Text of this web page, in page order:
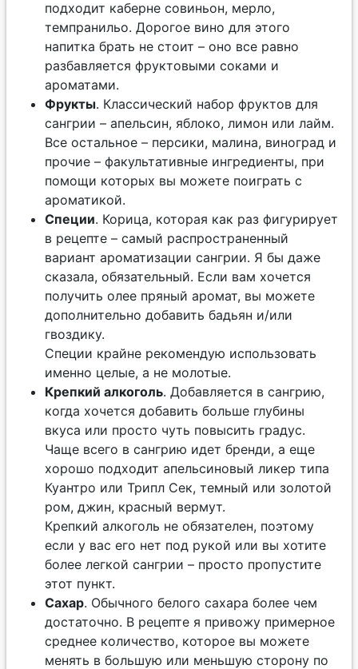
подходит каберне совиньон, мерло,
темпранильо. Дорогое вино для этого
напитка брать не стоит – оно все равно
разбавляется фруктовыми соками и
ароматами.
Фрукты. Классический набор фруктов для
сангрии – апельсин, яблоко, лимон или лайм.
Все остальное – персики, малина, виноград и
прочие – факультативные ингредиенты, при
помощи которых вы можете поиграть с
ароматикой.
Специи. Корица, которая как раз фигурирует
в рецепте – самый распространенный
вариант ароматизации сангрии. Я бы даже
сказала, обязательный. Если вам хочется
получить олее пряный аромат, вы можете
дополнительно добавить бадьян и/или
гвоздику.
Специи крайне рекомендую использовать
именно целые, а не молотые.
Крепкий алкоголь. Добавляется в сангрию,
когда хочется добавить больше глубины
вкуса или просто чуть повысить градус.
Чаще всего в сангрию идет бренди, а еще
хорошо подходит апельсиновый ликер типа
Куантро или Трипл Сек, темный или золотой
ром, джин, красный вермут.
Крепкий алкоголь не обязателен, поэтому
если у вас его нет под рукой или вы хотите
более легкой сангрии – просто пропустите
этот пункт.
Сахар. Обычного белого сахара более чем
достаточно. В рецепте я привожу примерное
среднее количество, которое вы можете
менять в большую или меньшую сторону по